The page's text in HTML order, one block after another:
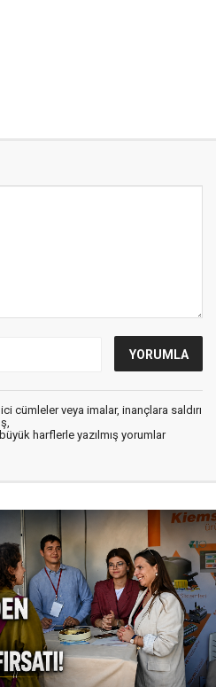
cümleler veya imalar, inançlara saldırı
harflerle yazılmış yorumlar